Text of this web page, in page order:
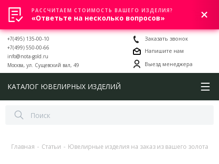
0
+7(495) 135-00-10
+7(499) 550-00-66
info@nota-gold.ru
Москва, ул. Сущевский вал, 49
Заказать звонок
Напишите нам
Выезд менеджера
КАТАЛОГ ЮВЕЛИРНЫХ ИЗДЕЛИЙ
Главная - Статьи - Ювелирные изделия на заказ из вашего золота
РАССЧИТАЕМ СТОИМОСТЬ ВАШЕГО ИЗДЕЛИЯ?
«Ответьте на несколько вопросов»